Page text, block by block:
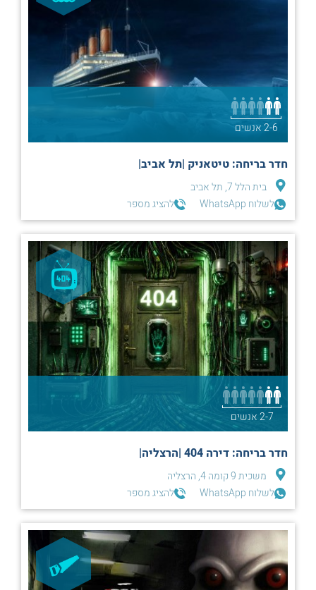
2-6 אנשים
חדר בריחה: טיטאניק |תל אביב|
בית הלל 7, תל אביב
לשלוח WhatsApp
להציג מספר
2-7 אנשים
חדר בריחה: דירה 404 |הרצליה|
משכית 9 קומה 4, הרצליה
לשלוח WhatsApp
להציג מספר